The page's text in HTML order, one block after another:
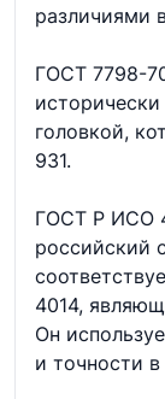
различиями
ГОСТ 7798-
головкой,
931.
ГОСТ Р ИСО
российский
4014,
Он
и точности